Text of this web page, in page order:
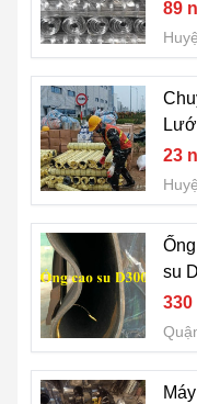
89
23
su
330